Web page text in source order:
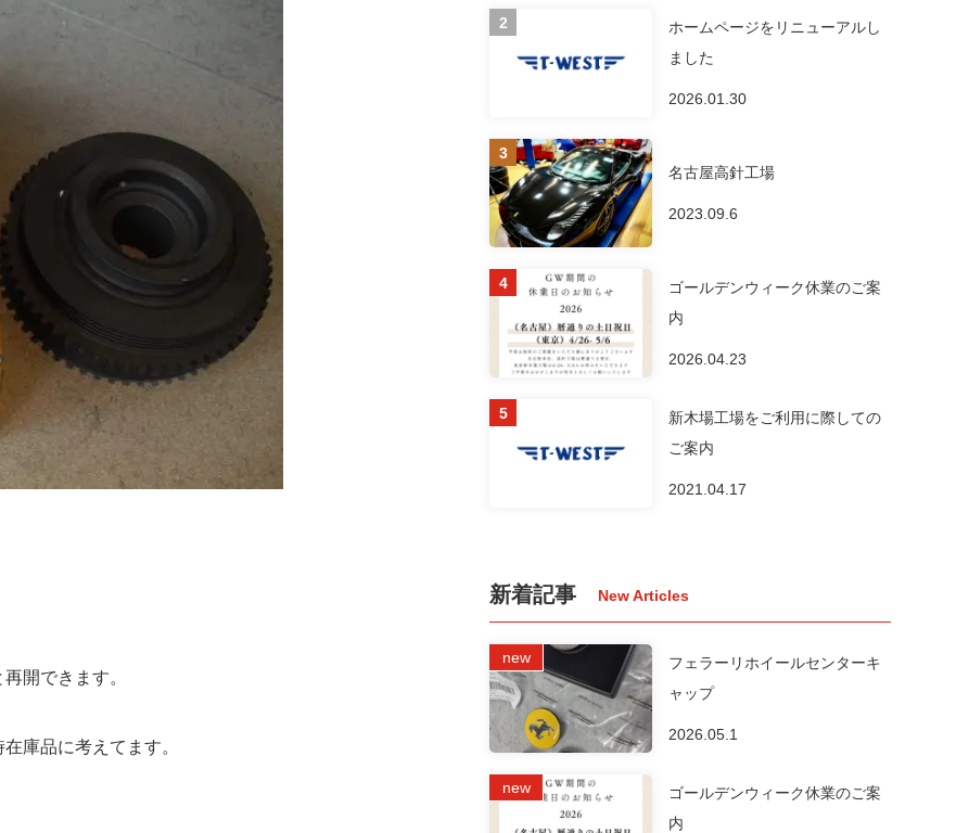
開できます。
庫品に考えてます。
ホームページをリニューアルし
ました
2026.01.30
名古屋高針工場
2023.09.6
ゴールデンウィーク休業のご案
内
2026.04.23
新木場工場をご利用に際しての
ご案内
2021.04.17
新着記事
フェラーリホイールセンターキ
ャップ
2026.05.1
ゴールデンウィーク休業のご案
内